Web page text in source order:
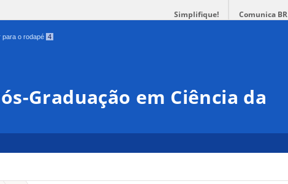
Simplifique! Comunica BR
para o rodapé 4
Graduação em Ciência da